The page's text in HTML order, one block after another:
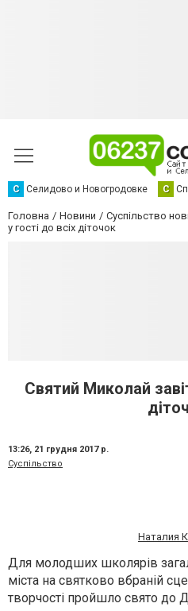
С Селидово и Новогродовке С
Головна Новини Суспільство
у гості до всіх діточок
Святий Миколай
13:26, 21 грудня 2017 р.
Суспільство
Наталия
Для молодших школярів
міста на святково вбраній
творчості пройшло свято до